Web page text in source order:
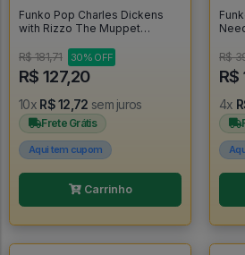
Funko Pop Charles Dickens
with Rizzo The Muppet
[Special Edition] - Disney The
R$ 181,71 30% OFF
R$ 127,20
10x R$ 12,72 sem juros
Frete Grátis
Aqui tem cupom
Carrinho
R$
R$
4x